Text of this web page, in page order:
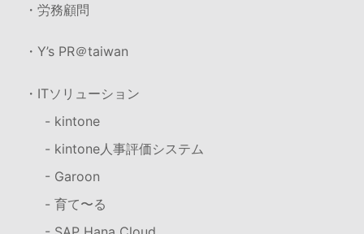
・労務顧問
・Y’s PR＠taiwan
・ITソリューション
- kintone
- kintone人事評価システム
- Garoon
- 育て〜る